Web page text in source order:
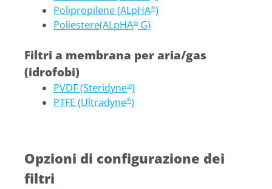
Polipropilene (ALpHA®)
Poliestere(ALpHA® G)
Filtri a membrana per aria/gas
(idrofobi)
PVDF (Steridyne®)
PTFE (Ultradyne®)
Opzioni di configurazione dei
filtri